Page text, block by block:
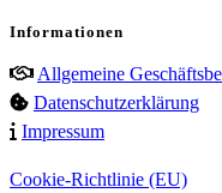
Informationen
Allgemeine
Datenschutzerklärung
Impressum
Cookie-Richtlinie (EU)